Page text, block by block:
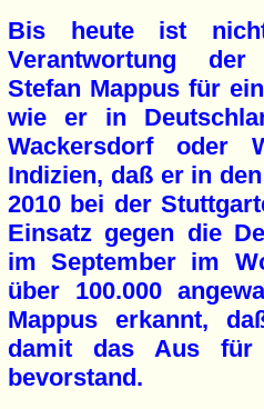
Bis heute ist
Verantwortung der
Stefan Mappus für
wie er in
Wackersdorf oder
Indizien, daß er in
2010 bei der
Einsatz gegen die
im September im
über 100.000
Mappus erkannt,
damit das Aus für
bevorstand.